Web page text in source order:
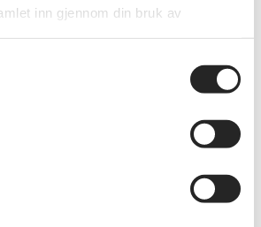
inn gjennom din bruk av
til å delta i organisert frivillig arbeid,
på undersøkelsen:
noe nyttig